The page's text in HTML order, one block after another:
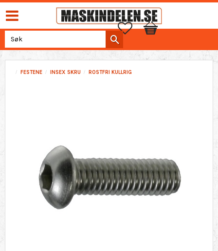
Favoritter
Handlekurv
FESTENE INSEX SKRU ROSTFRI KULLRIG